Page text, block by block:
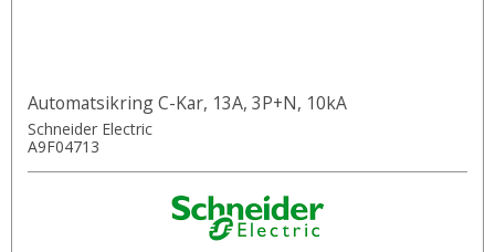
Automatsikring C-Kar, 13A, 3P+N, 10kA
Schneider Electric
A9F04713